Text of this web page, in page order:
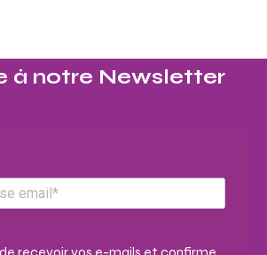
à notre Newsletter​